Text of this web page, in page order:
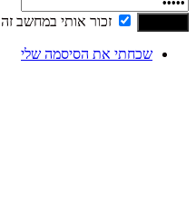
זכור אותי במחשב זה
שכחתי את הסיסמה שלי